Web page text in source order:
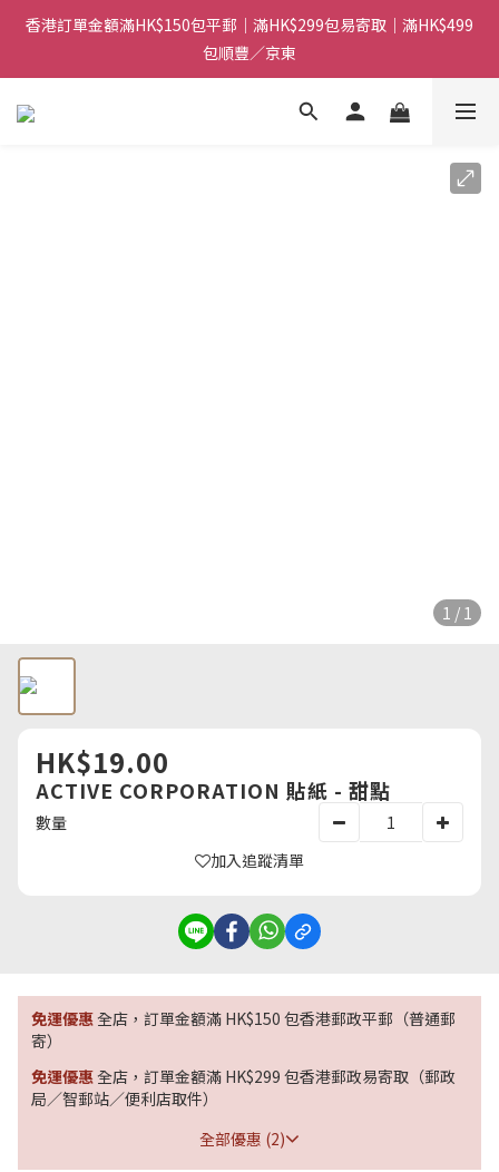
香港訂單金額滿HK$150包平郵｜滿HK$299包易寄取｜滿HK$499
包順豐／京東
香港訂單金額滿HK$150包平郵｜滿HK$299包易寄取｜滿HK$499
包順豐／京東
【網店限定！】指定清貨商品每消費HK$100即享購物金HK$50回
香港訂單金額滿HK$150包平郵｜滿HK$299包易寄取｜滿HK$499
1 / 1
HK$19.00
ACTIVE CORPORATION 貼紙 - 甜點
數量
加入追蹤清單
免運優惠全店，訂單金額滿 HK$150 包香港郵政平郵（普通郵
寄）
免運優惠全店，訂單金額滿 HK$299 包香港郵政易寄取（郵政
局／智郵站／便利店取件）
全部優惠 (2)